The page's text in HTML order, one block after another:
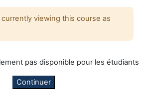
currently viewing this course as
pas disponible pour les étudiants
Continuer